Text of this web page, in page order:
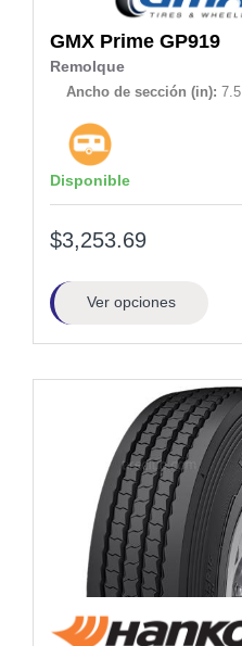
GMX Prime GP919
Remolque
Ancho de sección (in): 7.5
Disponible
$3,253.69
Ver opciones